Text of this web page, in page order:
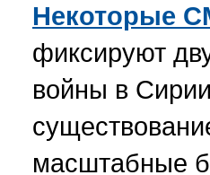
Некоторые
фиксируют
войны в
масштабные